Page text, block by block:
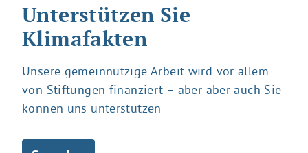
Unterstützen Sie
Klimafakten
Unsere gemeinnützige Arbeit wird vor allem
von Stiftungen finanziert – aber aber auch Sie
können uns unterstützen